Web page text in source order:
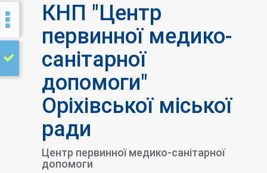
КНП "Центр
первинної медико-
санітарної
допомоги"
Оріхівської міської
ради
Центр первинної медико-санітарної
допомоги